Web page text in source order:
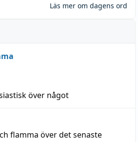
Läs mer om dagens ord
över något
flamma över det senaste